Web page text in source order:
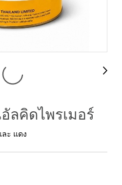
ลคิดไพรเมอร์
ะ แดง